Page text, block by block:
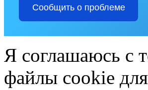
Сообщить о проблеме
Я соглашаюсь с
файлы cookie